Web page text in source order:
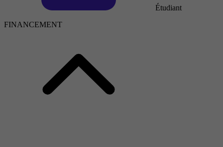
Étudiant
FINANCEMENT